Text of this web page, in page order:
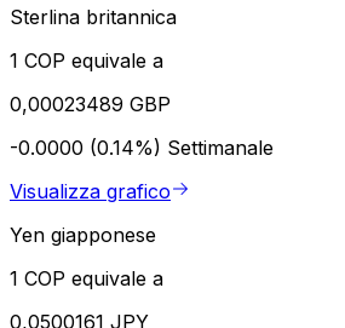
Sterlina britannica
1 COP equivale a
0,00023489 GBP
-0.0000 (0.14%) Settimanale
Visualizza grafico
Yen giapponese
1 COP equivale a
0,0500161 JPY